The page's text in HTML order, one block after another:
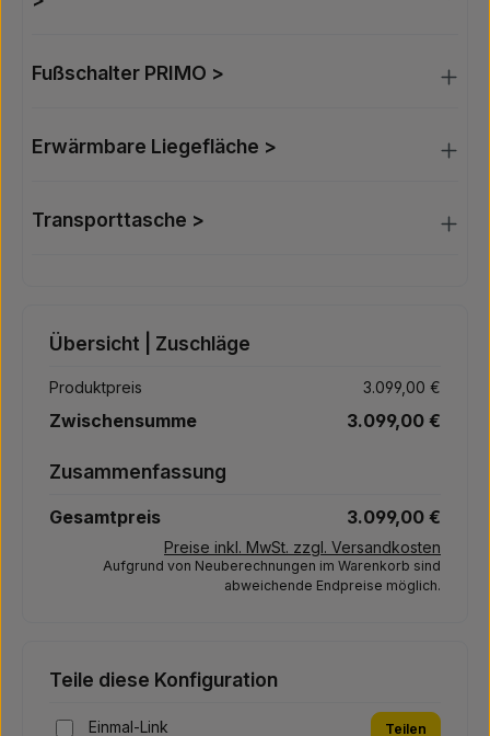
Fußschalter PRIMO >
Erwärmbare Liegefläche >
Transporttasche >
Übersicht | Zuschläge
Produktpreis 3.099,00 €
Zwischensumme 3.099,00 €
Zusammenfassung
Gesamtpreis 3.099,00 €
Preise inkl. MwSt. zzgl. Versandkosten
Aufgrund von Neuberechnungen im Warenkorb sind
abweichende Endpreise möglich.
Teile diese Konfiguration
Einmal-Link Teilen